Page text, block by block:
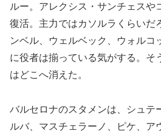
ルー。アレクシス・サンチェスや
復活。主力ではカソルラくらいだ
ンベル、ウェルベック、ウォルコ
に役者は揃っている気がする。そ
はどこへ消えた。
バルセロナのスタメンは、シュテ
ルバ、マスチェラーノ、ピケ、ア